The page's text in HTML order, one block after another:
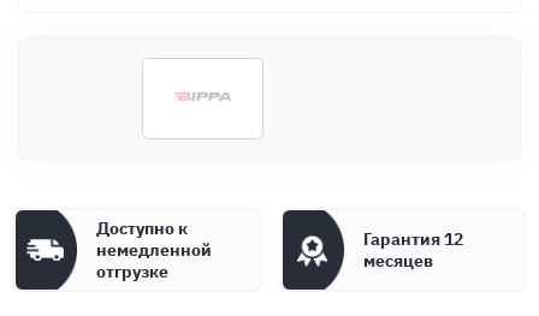
Доступно к
немедленной
отгрузке
Гарантия 12
месяцев